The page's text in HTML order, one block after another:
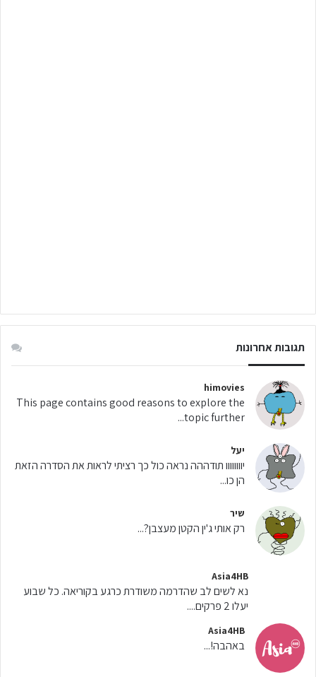
תגובות אחרונות
himovies
This page contains good reasons to explore the
topic further...
יעל
יוווווווו תודההה נראה כול כך רציתי לראות את הסדרה הזאת
הן כו...
שיר
רק אותי ג'ין הקטן מעצבן?...
Asia4HB
נא לשים לב שהדרמה משודרת כרגע בקוריאה. כל שבוע
יעלו 2 פרקים....
Asia4HB
באהבה!...